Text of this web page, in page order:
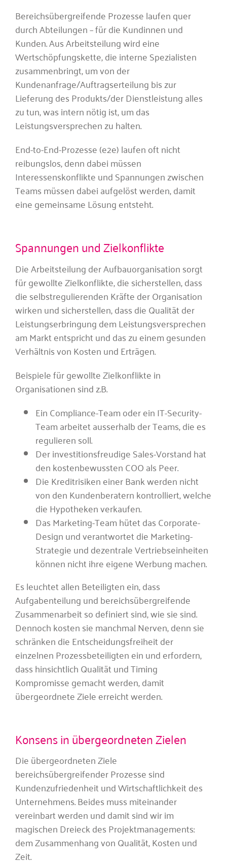
Bereichsübergreifende Prozesse laufen quer
durch Abteilungen – für die Kundinnen und
Kunden. Aus Arbeitsteilung wird eine
Wertschöpfungskette, die interne Spezialisten
zusammenbringt, um von der
Kundenanfrage/Auftragserteilung bis zur
Lieferung des Produkts/der Dienstleistung alles
zu tun, was intern nötig ist, um das
Leistungsversprechen zu halten.
End-to-End-Prozesse (e2e) laufen oft nicht
reibungslos, denn dabei müssen
Interessenskonflikte und Spannungen zwischen
Teams müssen dabei aufgelöst werden, damit
eine gemeinsame Lösung entsteht.
Spannungen und Zielkonflikte
Die Arbeitsteilung der Aufbauorganisation sorgt
für gewollte Zielkonflikte, die sicherstellen, dass
die selbstregulierenden Kräfte der Organisation
wirken und sicherstellen, dass die Qualität der
Leistungserbringung dem Leistungsversprechen
am Markt entspricht und das zu einem gesunden
Verhältnis von Kosten und Erträgen.
Beispiele für gewollte Zielkonflikte in
Organisationen sind z.B.
Ein Compliance-Team oder ein IT-Security-
Team arbeitet ausserhalb der Teams, die es
regulieren soll.
Der investitionsfreudige Sales-Vorstand hat
den kostenbewussten COO als Peer.
Die Kreditrisiken einer Bank werden nicht
von den Kundenberatern kontrolliert, welche
die Hypotheken verkaufen.
Das Marketing-Team hütet das Corporate-
Design und verantwortet die Marketing-
Strategie und dezentrale Vertriebseinheiten
können nicht ihre eigene Werbung machen.
Es leuchtet allen Beteiligten ein, dass
Aufgabenteilung und bereichsübergreifende
Zusammenarbeit so definiert sind, wie sie sind.
Dennoch kosten sie manchmal Nerven, denn sie
schränken die Entscheidungsfreiheit der
einzelnen Prozessbeteiligten ein und erfordern,
dass hinsichtlich Qualität und Timing
Kompromisse gemacht werden, damit
übergeordnete Ziele erreicht werden.
Konsens in übergeordneten Zielen
Die übergeordneten Ziele
bereichsübergreifender Prozesse sind
Kundenzufriedenheit und Wirtschaftlichkeit des
Unternehmens. Beides muss miteinander
vereinbart werden und damit sind wir im
magischen Dreieck des Projektmanagements:
dem Zusammenhang von Qualität, Kosten und
Zeit.